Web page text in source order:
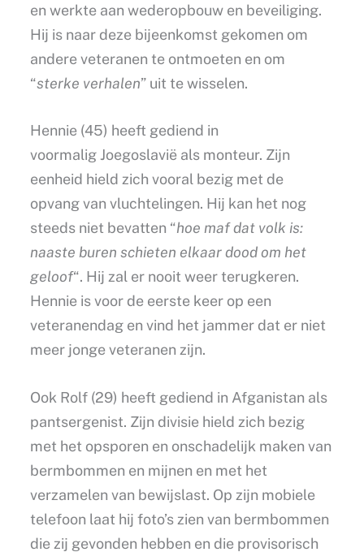
en werkte aan wederopbouw en beveiliging.
Hij is naar deze bijeenkomst gekomen om
andere veteranen te ontmoeten en om
“sterke verhalen” uit te wisselen.
Hennie (45) heeft gediend in
voormalig Joegoslavië als monteur. Zijn
eenheid hield zich vooral bezig met de
opvang van vluchtelingen. Hij kan het nog
steeds niet bevatten “hoe maf dat volk is:
naaste buren schieten elkaar dood om het
geloof“. Hij zal er nooit weer terugkeren.
Hennie is voor de eerste keer op een
veteranendag en vind het jammer dat er niet
meer jonge veteranen zijn.
Ook Rolf (29) heeft gediend in Afganistan als
pantsergenist. Zijn divisie hield zich bezig
met het opsporen en onschadelijk maken van
bermbommen en mijnen en met het
verzamelen van bewijslast. Op zijn mobiele
telefoon laat hij foto’s zien van bermbommen
die zij gevonden hebben en die provisorisch